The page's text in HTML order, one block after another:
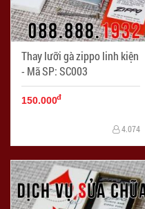
Thay lưỡi gà zippo linh kiện
- Mã SP: SC003
150.000đ
4.074